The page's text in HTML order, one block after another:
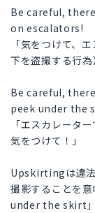
Be careful,
on escalators!
「気をつけて、
下を盗撮する行為
Be careful,
peek under the
「エスカレータ
気をつけて！」
Upskirtingは違法
撮影することを
under the skirt」